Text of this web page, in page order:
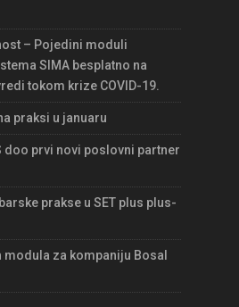
– Pojedini moduli
SIMA besplatno na
tokom krize COVID-19.
praksi u januaru
doo prvi novi poslovni partner
prakse u SET plus plus-
modula za kompaniju Bosal